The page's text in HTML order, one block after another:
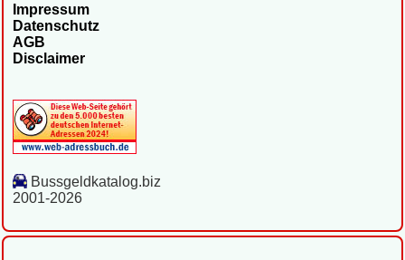
Impressum
Datenschutz
AGB
Disclaimer
Bussgeldkatalog.biz
2001-2026